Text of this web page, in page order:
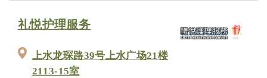
礼悦护理服务
上水龙琛路39号上水广场21楼
2113-15室